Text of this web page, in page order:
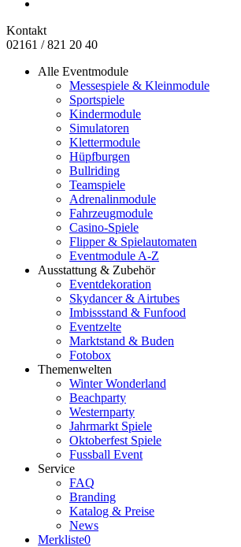
Kontakt
02161 / 821 20 40
Alle Eventmodule
Messespiele & Kleinmodule
Sportspiele
Kindermodule
Simulatoren
Klettermodule
Hüpfburgen
Bullriding
Teamspiele
Adrenalinmodule
Fahrzeugmodule
Casino-Spiele
Flipper & Spielautomaten
Eventmodule A-Z
Ausstattung & Zubehör
Eventdekoration
Skydancer & Airtubes
Imbissstand & Funfood
Eventzelte
Marktstand & Buden
Fotobox
Themenwelten
Winter Wonderland
Beachparty
Westernparty
Jahrmarkt Spiele
Oktoberfest Spiele
Fussball Event
Service
FAQ
Branding
Katalog & Preise
News
Merkliste0